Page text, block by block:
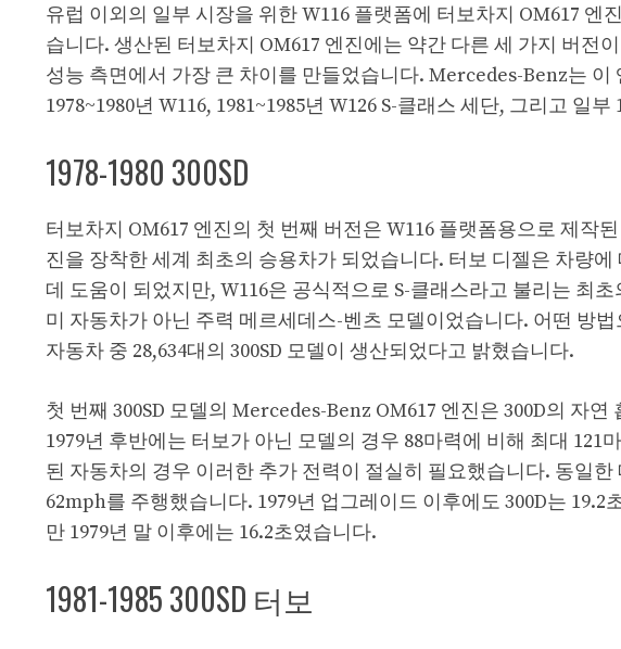
유럽 ​​이외의 일부 시장을 위한 W116 플랫폼에 터보차지 OM617 엔
습니다. 생산된 터보차지 OM617 엔진에는 약간 다른 세 가지 버전
성능 측면에서 가장 큰 차이를 만들었습니다. Mercedes-Benz는
1978~1980년 W116, 1981~1985년 W126 S-클래스 세단, 그리고 일
1978-1980 300SD
터보차지 OM617 엔진의 첫 번째 버전은 W116 플랫폼용으로 제작
진을 장착한 세계 최초의 승용차가 되었습니다. 터보 디젤은 차량
데 도움이 되었지만, W116은 공식적으로 S-클래스라고 불리는 최
미 자동차가 아닌 주력 메르세데스-벤츠 모델이었습니다. 어떤 방
자동차 중 28,634대의 300SD 모델이 생산되었다고 밝혔습니다.
첫 번째 300SD 모델의 Mercedes-Benz OM617 엔진은 300D의 자
1979년 후반에는 터보가 아닌 모델의 경우 88마력에 비해 최대
된 자동차의 경우 이러한 추가 전력이 절실히 필요했습니다. 동일한
62mph를 주행했습니다. 1979년 업그레이드 이후에도 300D는 19.2
만 1979년 말 이후에는 16.2초였습니다.
1981-1985 300SD 터보